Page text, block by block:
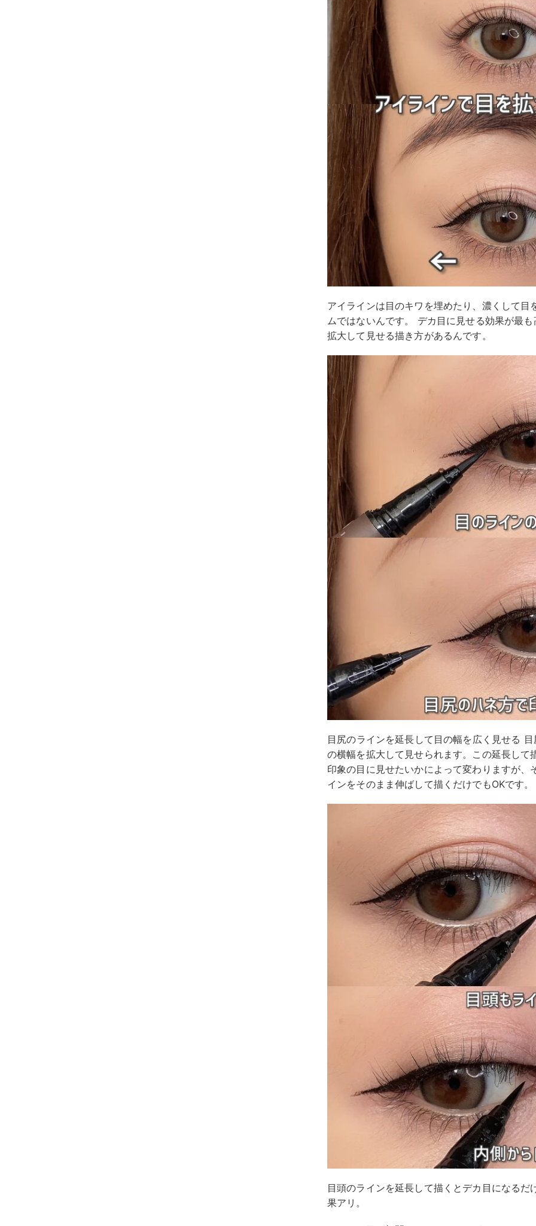
アイラインは目のキワを埋めたり、濃くして
ムではないんです。 デカ目に見せる効果が最
拡大して見せる描き方があるんです。
目尻のラインを延長して目の幅を広く見せる
の横幅を拡大して見せられます。この延長して
印象の目に見せたいかによって変わりますが
インをそのまま伸ばして描くだけでもOKです。
目頭のラインを延長して描くとデカ目になる
果アリ。